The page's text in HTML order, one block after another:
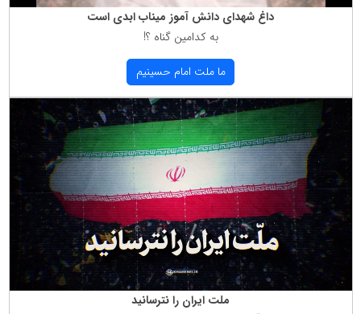
داغ شهدای دانش آموز میناب ابدی است
به كدامین گناه ؟!
ما ملت امام حسینیم
ملت ایران را نترسانید